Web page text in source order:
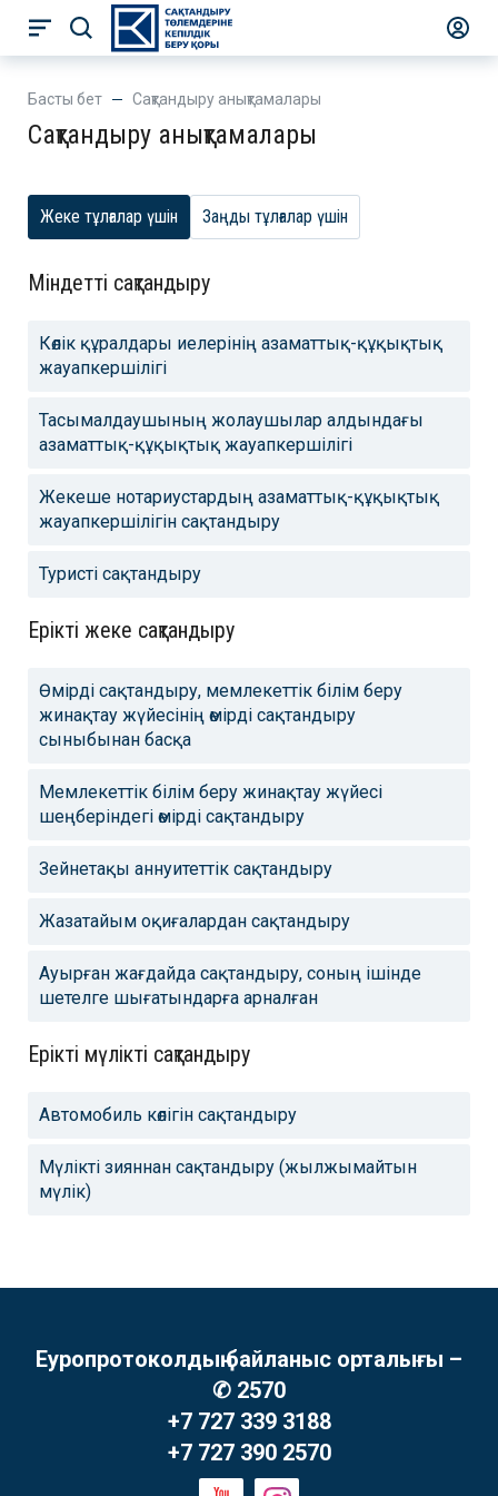
Басты бет Сақтандыру анықтамалары
Сақтандыру анықтамалары
Жеке тұлғалар үшін Заңды тұлғалар үшін
Міндетті сақтандыру
Көлік құралдары иелерінің азаматтық-құқықтық
жауапкершілігі
Тасымалдаушының жолаушылар алдындағы
азаматтық-құқықтық жауапкершілігі
Жекеше нотариустардың азаматтық-құқықтық
жауапкершілігін сақтандыру
Туристі сақтандыру
Ерікті жеке сақтандыру
Өмірді сақтандыру, мемлекеттік білім беру
жинақтау жүйесінің өмірді сақтандыру
сыныбынан басқа
Мемлекеттік білім беру жинақтау жүйесі
шеңберіндегі өмірді сақтандыру
Зейнетақы аннуитеттік сақтандыру
Жазатайым оқиғалардан сақтандыру
Ауырған жағдайда сақтандыру, соның ішінде
шетелге шығатындарға арналған
Ерікті мүлікті сақтандыру
Автомобиль көлігін сақтандыру
Мүлікті зияннан сақтандыру (жылжымайтын
мүлік)
Еуропротоколдың байланыс орталығы –
✆ 2570
+7 727 339 3188
+7 727 390 2570